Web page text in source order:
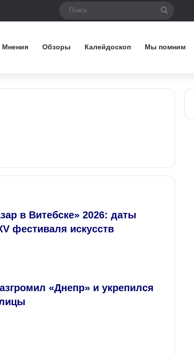
Мнения Обзоры Калейдоскоп Мы помним
в Витебске» 2026: даты
фестиваля искусств
«Днепр» и укрепился